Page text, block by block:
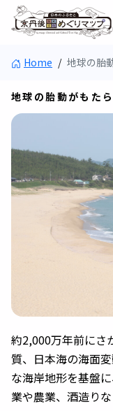
Home / 地球の胎
地球の胎動がもた
約2,000万年前にさ
質、日本海の海面
な海岸地形を基盤
業や農業、酒造り